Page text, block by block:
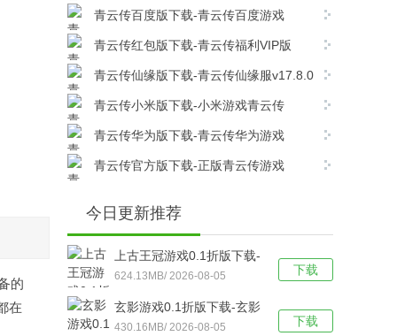
的
在
v17.8.0安卓版下载
青云传百度版下载-青云传百度游戏
v17.8.0安卓版下载
青云传红包版下载-青云传福利VIP版
v17.8.0安卓版下载
青云传仙缘版下载-青云传仙缘服v17.8.0
安卓版下载
青云传小米版下载-小米游戏青云传
v17.8.0安卓版下载
青云传华为版下载-青云传华为游戏
v17.8.0安卓版下载
青云传官方版下载-正版青云传游戏
今日更新推荐
下载
上古王冠游戏0.1折版下载-
上古王冠(0.1折官方正版)
福利版 v1.0安卓版下载
624.13MB/ 2026-08-05
下载
玄影游戏0.1折版下载-玄影
（0.1折盗帅送真充）手游
430.16MB/ 2026-08-05